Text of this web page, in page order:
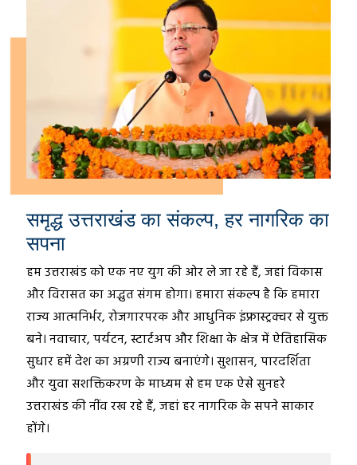
समृद्ध उत्तराखंड का संकल्प, हर नागरिक का
सपना
हम उत्तराखंड को एक नए युग की ओर ले जा रहे हैं, जहां विकास
और विरासत का अद्भुत संगम होगा। हमारा संकल्प है कि हमारा
राज्य आत्मनिर्भर, रोजगारपरक और आधुनिक इंफ्रास्ट्रक्चर से युक्त
बने। नवाचार, पर्यटन, स्टार्टअप और शिक्षा के क्षेत्र में ऐतिहासिक
सुधार हमें देश का अग्रणी राज्य बनाएंगे। सुशासन, पारदर्शिता
और युवा सशक्तिकरण के माध्यम से हम एक ऐसे सुनहरे
उत्तराखंड की नींव रख रहे हैं, जहां हर नागरिक के सपने साकार
होंगे।